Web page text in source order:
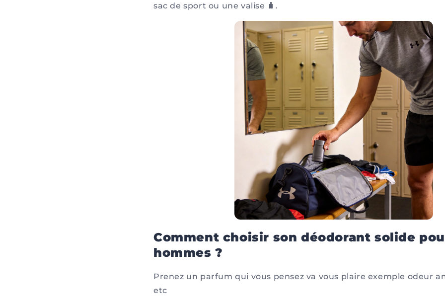
sac de sport ou une valise 🧳.
Comment choisir son déodorant solide
hommes ?
Prenez un parfum qui vous pensez va vous plaire exemple odeur
etc